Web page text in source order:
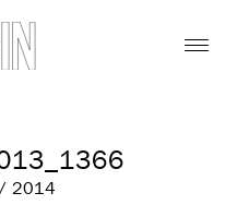
2014